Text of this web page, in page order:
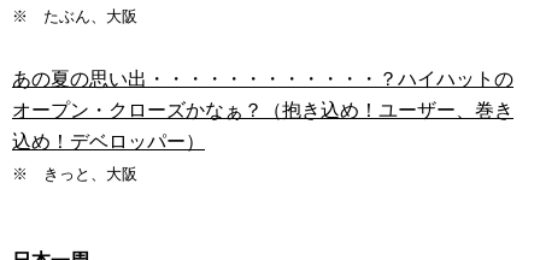
※ たぶん、大阪
あの夏の思い出・・・・・・・・・・・・？ハイハットの
オープン・クローズかなぁ？（抱き込め！ユーザー、巻き
込め！デベロッパー）
※ きっと、大阪